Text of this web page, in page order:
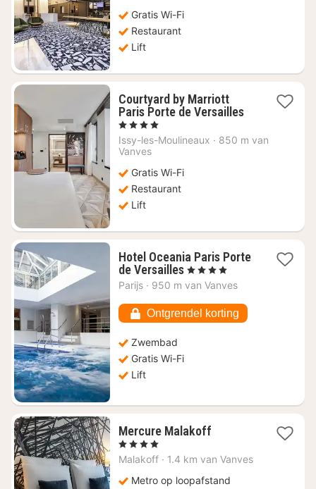
Gratis Wi-Fi
Restaurant
Lift
Courtyard by Marriott
Paris Porte de Versailles1
vanaf
, 4 Sterren
Issy-les-Moulineaux · 850 m van
Vanves
Gratis Wi-Fi
Restaurant
Lift
Hotel Oceania Paris Porte
de Versailles1
nacht
€
136,28
, 4 Sterren
Parijs · 950 m van Vanves
Ontgrendel korting
Zwembad
Gratis Wi-Fi
Lift
Mercure Malakoff1
vanaf
100
, 4 Sterren
Malakoff · 1.4 km van Vanves
Metro op loopafstand